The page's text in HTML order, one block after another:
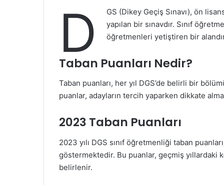
D
GS (Dikey Geçiş Sınavı), ön
yapılan bir sınavdır. Sınıf
öğretmenleri yetiştiren bir
Taban Puanları Nedir?
Taban puanları, her yıl DGS’de belirli bir
puanlar, adayların tercih yaparken dikkate
2023 Taban Puanları
2023 yılı DGS sınıf öğretmenliği taban
göstermektedir. Bu puanlar, geçmiş yıllardaki
belirlenir.